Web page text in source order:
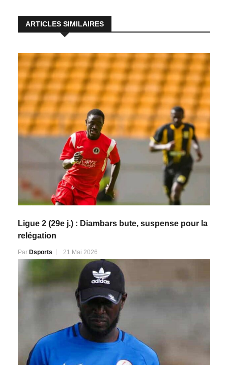
ARTICLES SIMILAIRES
Ligue 2 (29e j.) : Diambars bute, suspense pour la
relégation
Par Dsports 21 Mai 2026